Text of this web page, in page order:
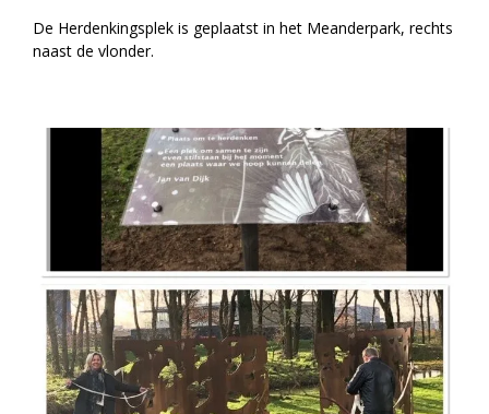
De Herdenkingsplek is geplaatst in het Meanderpark, rechts
naast de vlonder.